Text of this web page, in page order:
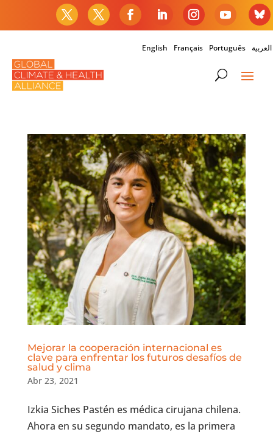
English Français Português العربية
Mejorar la cooperación internacional es
clave para enfrentar los futuros desafíos de
salud y clima
Abr 23, 2021
Izkia Siches Pastén es médica cirujana chilena.
Ahora en su segundo mandato, es la primera